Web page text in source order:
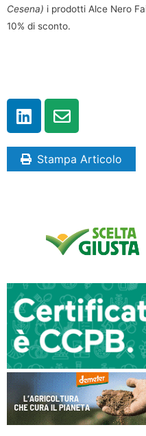
Cesena) i prodotti Alce Nero
10% di sconto.
Stampa Articolo